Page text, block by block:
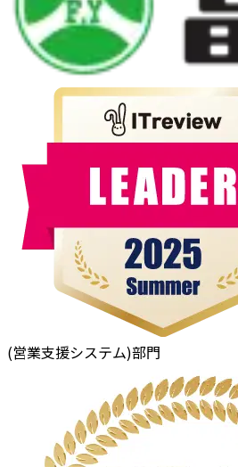
(営業支援システム)部門